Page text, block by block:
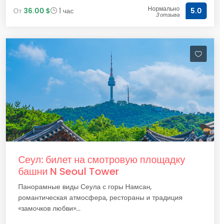
От 36.00 $ 1 час Нормально
3 отзыва 5.0
Сеул: билет на смотровую площадку
башни N Seoul Tower
Панорамные виды Сеула с горы Намсан,
романтическая атмосфера, рестораны и традиция
«замочков любви»...